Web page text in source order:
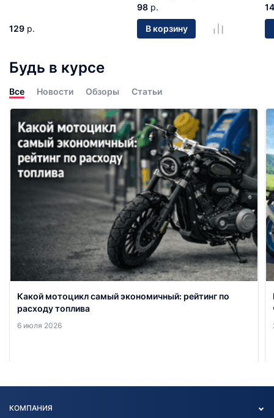
129 р.
98 р.
В корзину
14
Будь в курсе
Все Новости Обзоры Статьи
Какой мотоцикл самый экономичный: рейтинг по
расходу топлива
6 июля 2026
КОМПАНИЯ